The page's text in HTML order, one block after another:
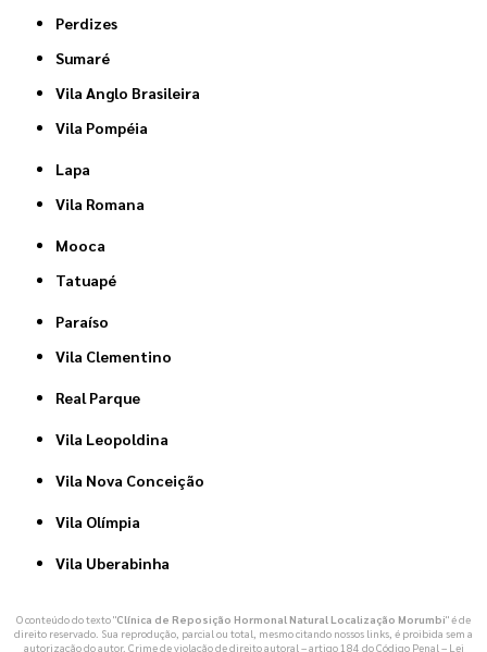
Perdizes
Sumaré
Vila Anglo Brasileira
Vila Pompéia
Lapa
Vila Romana
Mooca
Tatuapé
Paraíso
Vila Clementino
Real Parque
Vila Leopoldina
Vila Nova Conceição
Vila Olímpia
Vila Uberabinha
O conteúdo do texto "Clínica de Reposição Hormonal Natural Localização Morumbi" é de
direito reservado. Sua reprodução, parcial ou total, mesmo citando nossos links, é proibida sem a
autorização do autor. Crime de violação de direito autoral – artigo 184 do Código Penal – Lei